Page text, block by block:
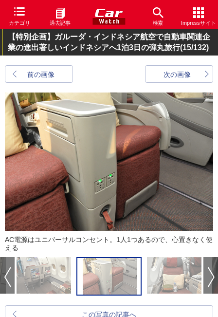
カテゴリ 過去記事 検索 Impressサイト
【特別企画】ガルーダ・インドネシア航空で自動車関連企
業の進出著しいインドネシアへ1泊3日の弾丸旅行(15/132)
前の画像 次の画像
AC電源はユニバーサルコンセント。1人1つあるので、心置きなく使
える
この写真の記事へ